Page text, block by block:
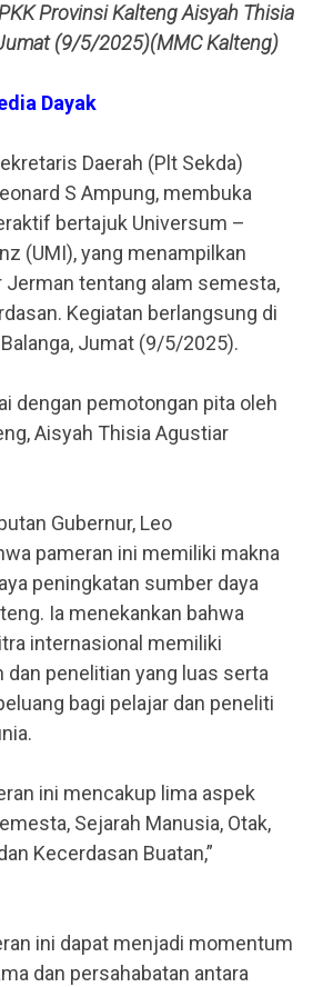
Provinsi Kalteng Aisyah Thisia
(9/5/2025)(MMC Kalteng)
Dayak
Daerah (Plt Sekda)
S Ampung, membuka
bertajuk Universum –
(UMI), yang menampilkan
tentang alam semesta,
Kegiatan berlangsung di
Jumat (9/5/2025).
dengan pemotongan pita oleh
Aisyah Thisia Agustiar
Gubernur, Leo
pameran ini memiliki makna
peningkatan sumber daya
Ia menekankan bahwa
internasional memiliki
dan penelitian yang luas serta
bagi pelajar dan peneliti
ini mencakup lima aspek
Sejarah Manusia, Otak,
Kecerdasan Buatan,”
ini dapat menjadi momentum
dan persahabatan antara